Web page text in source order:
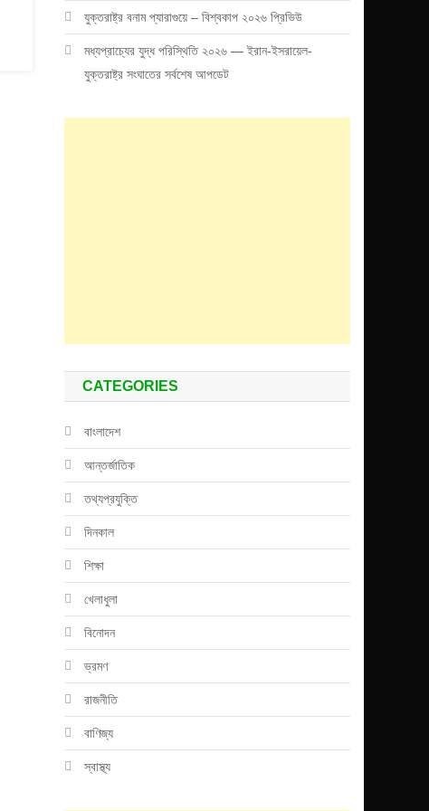
যুক্তরাষ্ট্র বনাম প্যারাগুয়ে – বিশ্বকাপ ২০২৬ প্রিভিউ
মধ্যপ্রাচ্যের যুদ্ধ পরিস্থিতি ২০২৬ — ইরান-ইসরায়েল-
যুক্তরাষ্ট্র সংঘাতের সর্বশেষ আপডেট
CATEGORIES
বাংলাদেশ
আন্তর্জাতিক
তথ্যপ্রযুক্তি
দিনকাল
শিক্ষা
খেলাধুলা
বিনোদন
ভ্রমণ
রাজনীতি
বাণিজ্য
স্বাস্থ্য